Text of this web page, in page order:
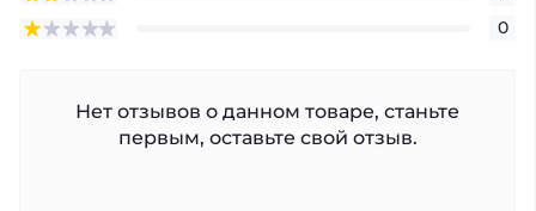
0
Нет отзывов о данном товаре, станьте
первым, оставьте свой отзыв.